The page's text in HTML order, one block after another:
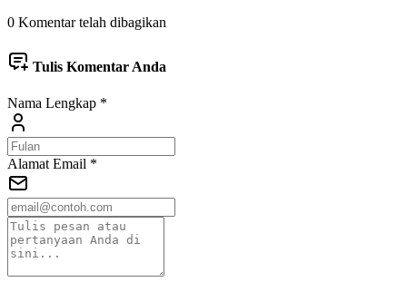
0 Komentar telah dibagikan
Tulis Komentar Anda
Nama Lengkap *
Alamat Email *